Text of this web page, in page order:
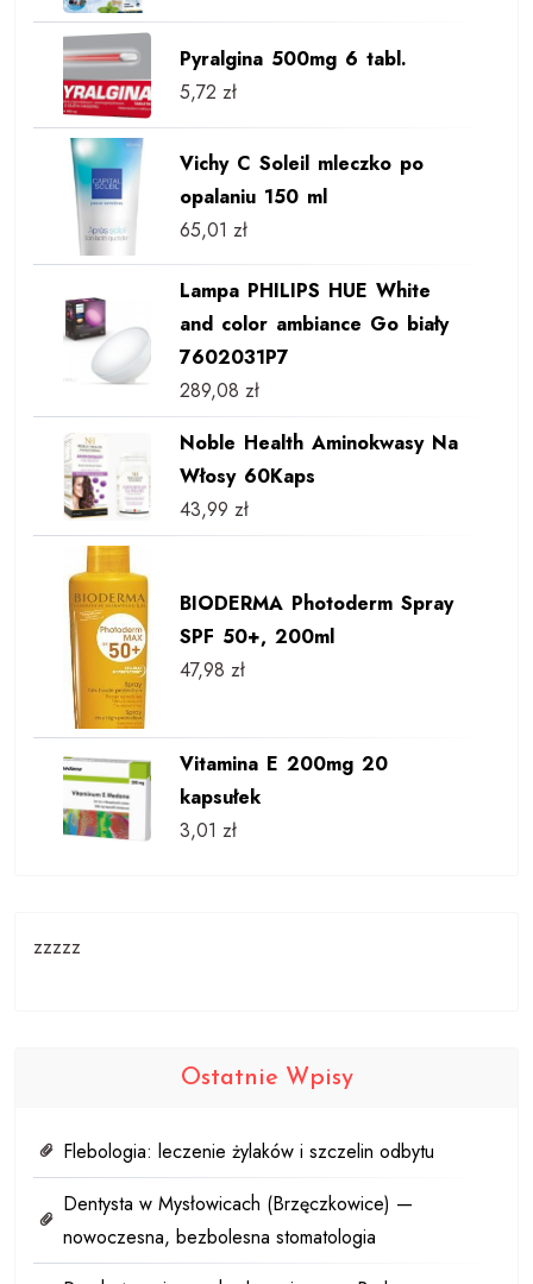
Pyralgina 500mg 6 tabl.
5,72 zł
Vichy C Soleil mleczko po
opalaniu 150 ml
65,01 zł
Lampa PHILIPS HUE White
and color ambiance Go biały
7602031P7
289,08 zł
Noble Health Aminokwasy Na
Włosy 60Kaps
43,99 zł
BIODERMA Photoderm Spray
SPF 50+, 200ml
47,98 zł
Vitamina E 200mg 20
kapsułek
3,01 zł
zzzzz
Ostatnie Wpisy
Flebologia: leczenie żylaków i szczelin odbytu
Dentysta w Mysłowicach (Brzęczkowice) —
nowoczesna, bezbolesna stomatologia